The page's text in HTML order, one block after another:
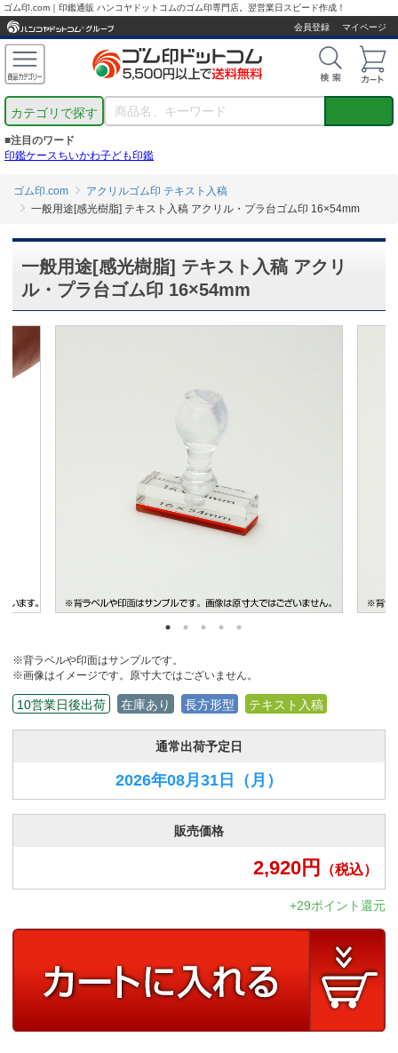
ゴム印.com｜印鑑通販 ハンコヤドットコムのゴム印専門店。翌営業日スピード作成！
会員登録
マイページ
カテゴリで探す
■注目のワード
印鑑ケースちいかわ子ども印鑑
ゴム印.com
アクリルゴム印 テキスト入稿
一般用途[感光樹脂] テキスト入稿 アクリル・プラ台ゴム印 16×54mm
一般用途[感光樹脂] テキスト入稿 アクリ
ル・プラ台ゴム印 16×54mm
※背ラベルや印面はサンプルです。
※画像はイメージです。原寸大ではございません。
10営業日後出荷 在庫あり 長方形型 テキスト入稿
通常出荷予定日
2026年08月31日 （月）
販売価格
2,920円 （税込）
+29ポイント還元